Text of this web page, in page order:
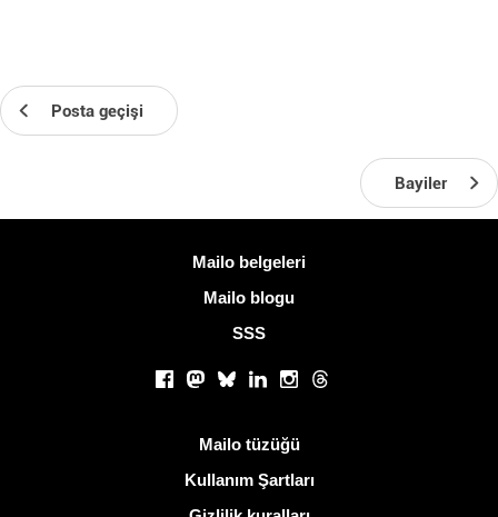
Posta geçişi
Bayiler
Mailo belgeleri
Mailo blogu
SSS
Facebook
Mastodon
BlueskyLinkedInInstagram
Threads
Mailo tüzüğü
Kullanım Şartları